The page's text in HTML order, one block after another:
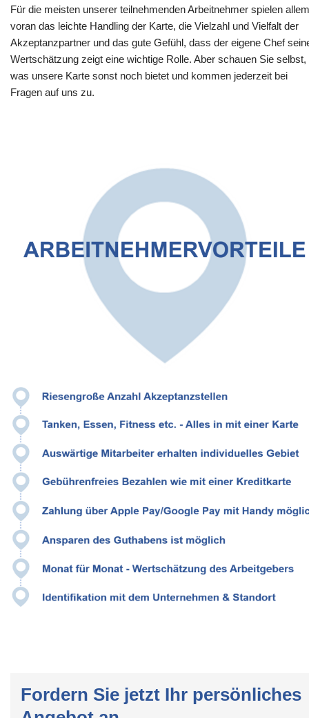
Für die meisten unserer teilnehmenden Arbeitnehmer spielen allem
voran das leichte Handling der Karte, die Vielzahl und Vielfalt der
Akzeptanzpartner und das gute Gefühl, dass der eigene Chef
Wertschätzung zeigt eine wichtige Rolle. Aber schauen Sie selbst,
was unsere Karte sonst noch bietet und kommen jederzeit bei
Fragen auf uns zu.
Fordern Sie jetzt Ihr persönliches